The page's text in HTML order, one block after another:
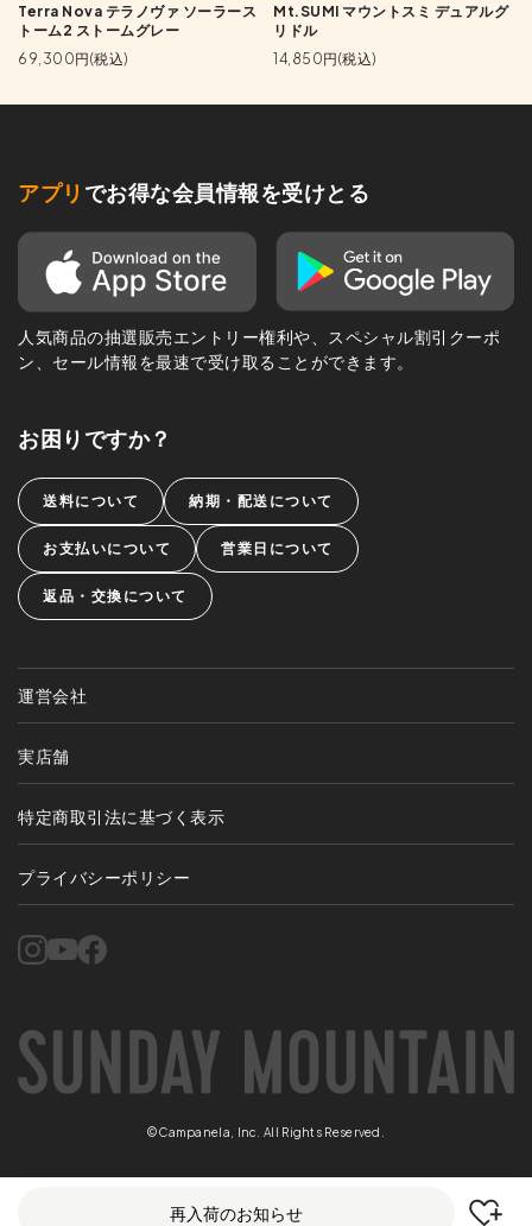
Terra Nova テラノヴァ ソーラース
トーム2 ストームグレー
69,300円(税込)
Mt.SUMI マウントスミ デュアルグ
リドル
14,850円(税込)
アプリ でお得な会員情報を受けとる
人気商品の抽選販売エントリー権利や、スペシャル割引クーポ
ン、セール情報を最速で受け取ることができます。
お困りですか？
送料について 納期・配送について
お支払いについて 営業日について
返品・交換について
運営会社
実店舗
特定商取引法に基づく表示
プライバシーポリシー
©Campanela, Inc. All Rights Reserved.
再入荷のお知らせ